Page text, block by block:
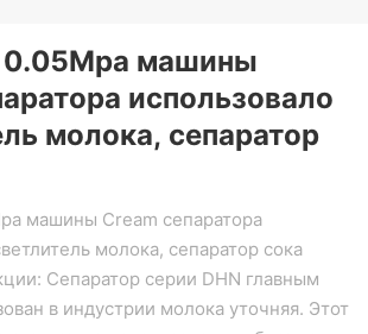
0.05Mpa машины
использовало
молока, сепаратор
машины Cream сепаратора
молока, сепаратор сока
Сепаратор серии DHN главным
в индустрии молока уточняя. Этот